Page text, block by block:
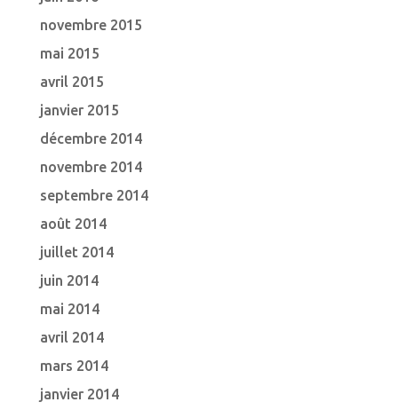
novembre 2015
mai 2015
avril 2015
janvier 2015
décembre 2014
novembre 2014
septembre 2014
août 2014
juillet 2014
juin 2014
mai 2014
avril 2014
mars 2014
janvier 2014